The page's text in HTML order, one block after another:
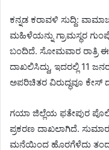
ಕನ್ನಡ ಕರಾವಳಿ ಸುದ್ದಿ:
ಮಹಿಳೆಯನ್ನು ಗ್ರಾಮಸ್ಥರ
ಬಂದಿದೆ. ಸೋಮವಾರ ರಾತ್ರಿ
ದಾಖಲಿಸಿದ್ದು, ಇದರಲ್ಲಿ 11
ಅಪರಿಚಿತರ ವಿರುದ್ಧವೂ ಕೇಸ್
ಗಯಾ ಜಿಲ್ಲೆಯ ಫತೇಪುರ
ಪ್ರಕರಣ ದಾಖಲಾಗಿದೆ.
ಮನೆಯಿಂದ ಹೊರಗೆಳೆದು